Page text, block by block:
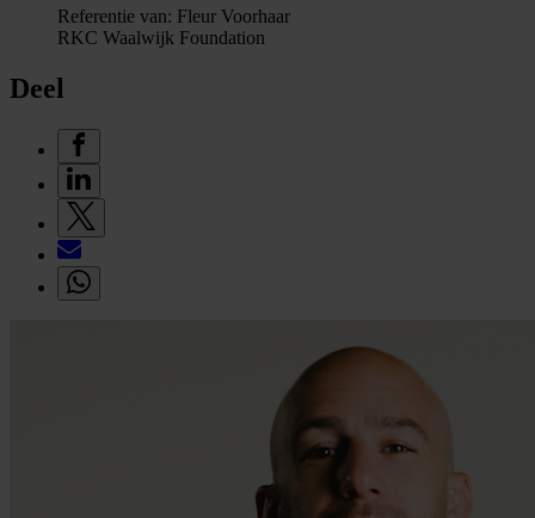
Referentie van: Fleur Voorhaar
RKC Waalwijk Foundation
Deel